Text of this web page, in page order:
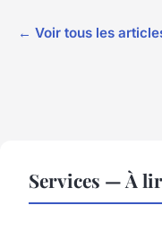
← Voir tous les
Services — À